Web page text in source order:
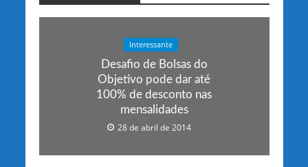
Interessante
Desafio de Bolsas do
Objetivo pode dar até
100% de desconto nas
mensalidades
28 de abril de 2014